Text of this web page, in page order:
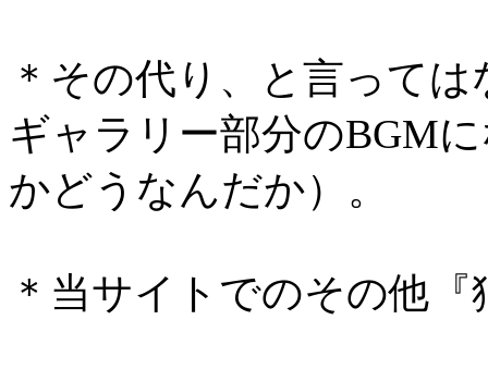
＊その代り、と言って
ギャラリー部分のBGM
かどうなんだか）。
＊当サイトでのその他